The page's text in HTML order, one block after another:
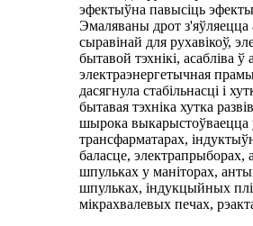
эфектыўна павысіць
Эмаляваны дрот з'яўляецца
сыравінай для рухавікоў,
бытавой тэхнікі, асабліва
электраэнергетычная
дасягнула стабільнасці і
бытавая тэхніка хутка
шырока выкарыстоўваецца
трансфарматарах,
баласце, электрапрыборах,
шпульках у маніторах,
шпульках, індукцыйных
мікрахвалевых печах,